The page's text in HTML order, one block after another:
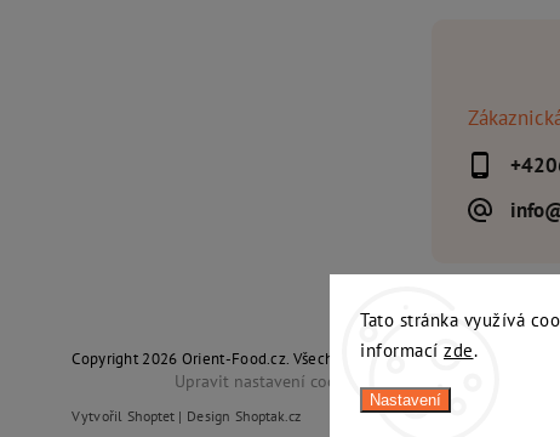
Tato stránka využívá
informací zde.
Nastavení
Copyright 2026 Orient-Food.cz. Všechna práva vyhrazena.
Upravit nastavení cookies
VytvořilShoptet | DesignShoptak.cz